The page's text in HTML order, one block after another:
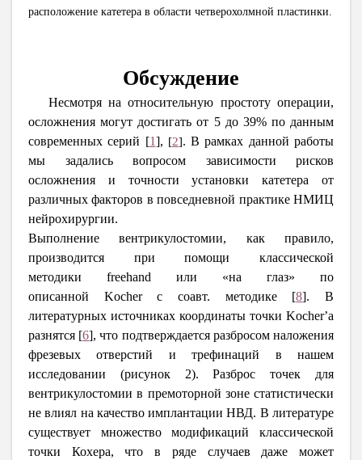
расположение катетера в области четверохолмной пластинки.
Обсуждение
Несмотря на относительную простоту операции,
осложнения могут достигать от 5 до 39% по данным
современных серий [1], [2]. В рамках данной работы
мы задались вопросом зависимости рисков
осложнения и точности установки катетера от
различных факторов в повседневной практике НМИЦ
нейрохирургии.
Выполнение вентрикулостомии, как правило,
производится при помощи классической
методики freehand или «на глаз» по
описанной Kocherс соавт. методике [8]. В
литературных источниках координаты точки Kocher’а
разнятся [6], что подтверждается разбросом наложения
фрезевых отверстий и трефинаций в нашем
исследовании (рисунок 2). Разброс точек для
вентрикулостомии в премоторной зоне статистически
не влиял на качество имплантации НВД. В литературе
существует множество модификаций классической
точки Кохера, что в ряде случаев даже может